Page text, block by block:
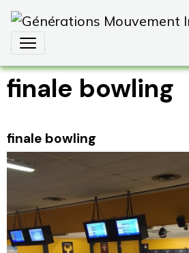
finale bowling
finale bowling